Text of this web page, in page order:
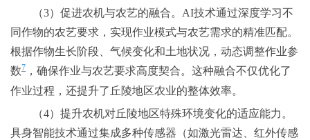
（3）促进农机与农艺的融合。AI技术通过深度学习不
同作物的农艺要求，实现作业模式与农艺需求的精准匹配。
根据作物生长阶段、气候变化和土地状况，动态调整作业参
数7 ，确保作业与农艺要求高度契合。这种融合不仅优化了
作业过程，还提升了丘陵地区农业的整体效率。
（4）提升农机对丘陵地区特殊环境变化的适应能力。
具身智能技术通过集成多种传感器（如激光雷达、红外传感